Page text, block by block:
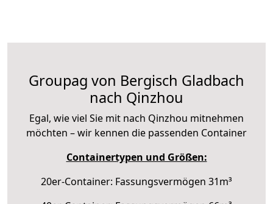
Groupag von Bergisch Gladbach
nach Qinzhou
Egal, wie viel Sie mit nach Qinzhou mitnehmen
möchten – wir kennen die passenden Container
Containertypen und Größen:
20er-Container: Fassungsvermögen 31m³